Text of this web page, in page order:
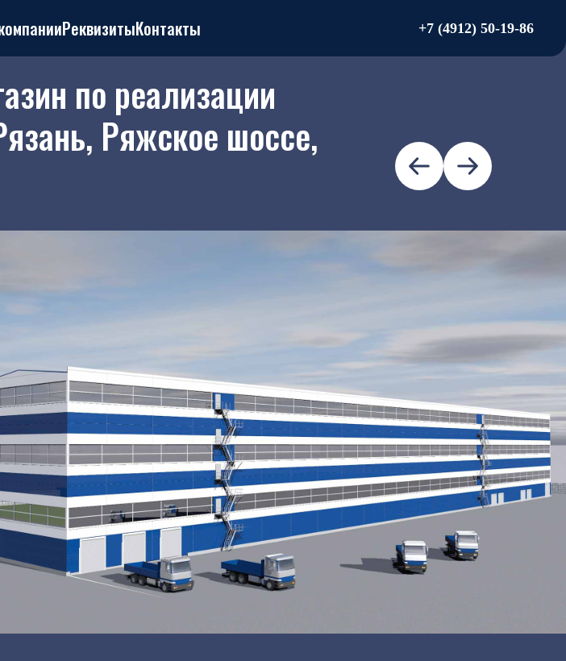
РеквизитыКонтакты +7 (4912) 50-19-86
по реализации
Ряжское шоссе,